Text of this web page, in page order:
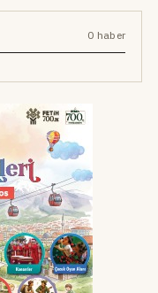
0 haber